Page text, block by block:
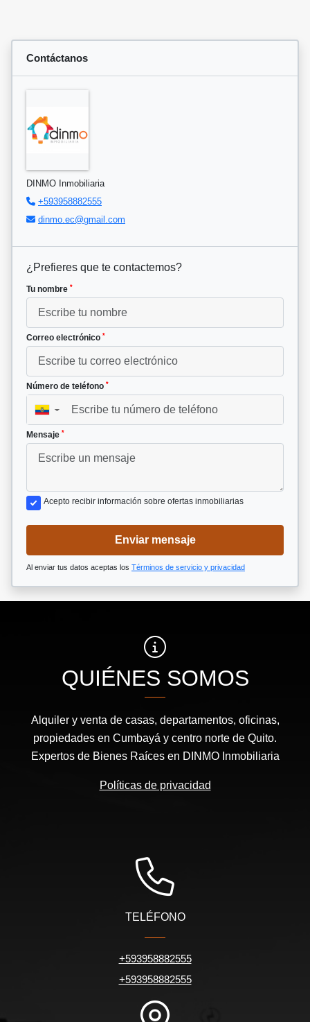
Contáctanos
DINMO Inmobiliaria
+593958882555
dinmo.ec@gmail.com
¿Prefieres que te contactemos?
Tu nombre *
Correo electrónico *
Número de teléfono *
▼
Mensaje *
Acepto recibir información sobre ofertas inmobiliarias
Enviar mensaje
Al enviar tus datos aceptas los Términos de servicio y privacidad
QUIÉNES SOMOS
Alquiler y venta de casas, departamentos, oficinas,
propiedades en Cumbayá y centro norte de Quito.
Expertos de Bienes Raíces en DINMO Inmobiliaria
Políticas de privacidad
TELÉFONO
+593958882555
+593958882555